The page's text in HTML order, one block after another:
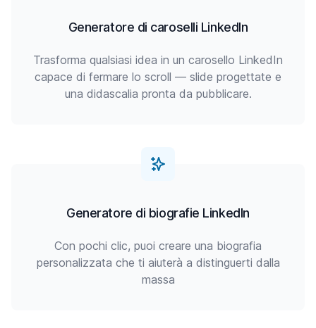
Generatore di caroselli LinkedIn
Trasforma qualsiasi idea in un carosello LinkedIn
capace di fermare lo scroll — slide progettate e
una didascalia pronta da pubblicare.
Generatore di biografie LinkedIn
Con pochi clic, puoi creare una biografia
personalizzata che ti aiuterà a distinguerti dalla
massa